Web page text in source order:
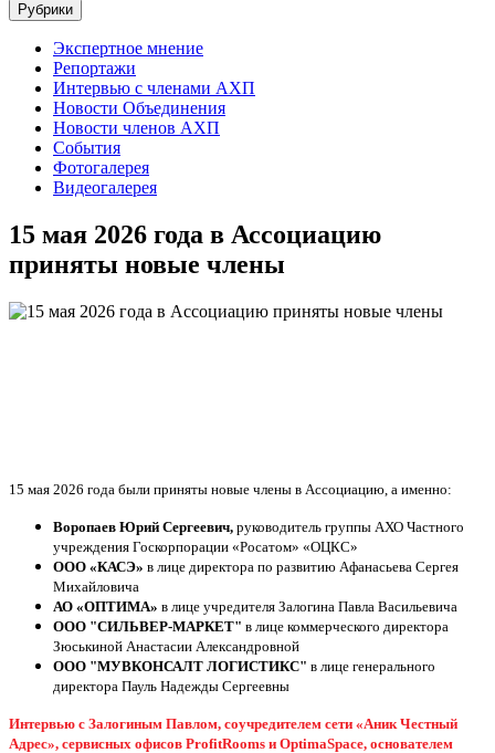
Рубрики
Экспертное мнение
Репортажи
Интервью с членами АХП
Новости Объединения
Новости членов АХП
События
Фотогалерея
Видеогалерея
15 мая 2026 года в Ассоциацию
приняты новые члены
15 мая 2026 года были приняты новые члены в Ассоциацию, а именно:
Воропаев Юрий Сергеевич, руководитель группы АХО Частного
учреждения Госкорпорации «Росатом» «ОЦКС»
ООО «КАСЭ» в лице директора по развитию Афанасьева Сергея
Михайловича
АО «ОПТИМА» в лице учредителя Залогина Павла Васильевича
ООО "СИЛЬВЕР-МАРКЕТ" в лице коммерческого директора
Зюськиной Анастасии Александровной
ООО "МУВКОНСАЛТ ЛОГИСТИКС" в лице генерального
директора Пауль Надежды Сергеевны
Интервью с Залогиным Павлом, соучредителем сети «Аник Честный
Адрес», сервисных офисов ProfitRooms и OptimaSpace, основателем